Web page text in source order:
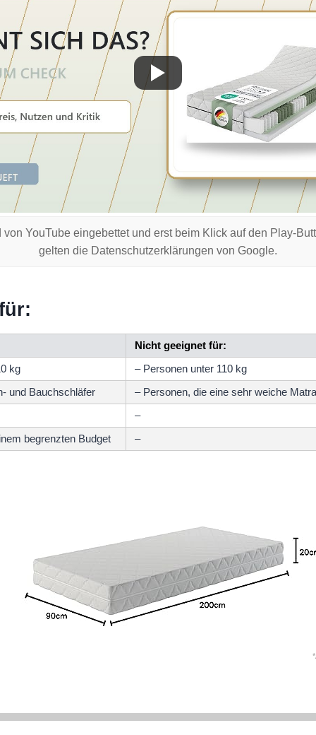
YouTube eingebettet und erst beim Klick auf den Play-
gelten die Datenschutzerklärungen von Google.
Nicht geeignet für:
kg
– Personen unter 110 kg
und Bauchschläfer
– Personen, die eine sehr weiche
–
begrenzten Budget
–